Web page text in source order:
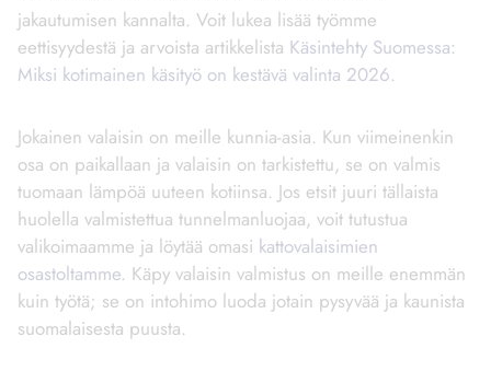
jakautumisen kannalta. Voit lukea lisää työmme
eettisyydestä ja arvoista artikkelista Käsintehty Suomessa:
Miksi kotimainen käsityö on kestävä valinta 2026.
Jokainen valaisin on meille kunnia-asia. Kun viimeinenkin
osa on paikallaan ja valaisin on tarkistettu, se on valmis
tuomaan lämpöä uuteen kotiinsa. Jos etsit juuri tällaista
huolella valmistettua tunnelmanluojaa, voit tutustua
valikoimaamme ja löytää omasi kattovalaisimien
osastoltamme. Käpy valaisin valmistus on meille enemmän
kuin työtä; se on intohimo luoda jotain pysyvää ja kaunista
suomalaisesta puusta.